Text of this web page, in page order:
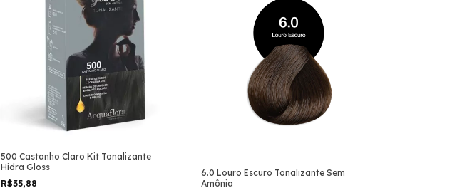
500 Castanho Claro Kit Tonalizante
Hidra Gloss
R$35,88
6.0 Louro Escuro Tonalizante Sem
Amônia